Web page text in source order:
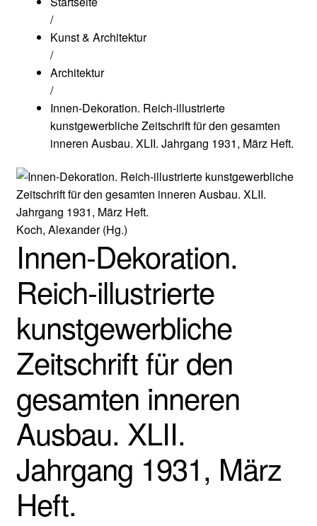
/
Kunst & Architektur
/
Architektur
/
Innen-Dekoration. Reich-illustrierte
kunstgewerbliche Zeitschrift für den gesamten
inneren Ausbau. XLII. Jahrgang 1931, März Heft.
Koch, Alexander (Hg.)
Innen-Dekoration.
Reich-illustrierte
kunstgewerbliche
Zeitschrift für den
gesamten inneren
Ausbau. XLII.
Jahrgang 1931, März
Heft.